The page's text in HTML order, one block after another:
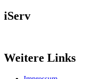
iServ
Weitere Links